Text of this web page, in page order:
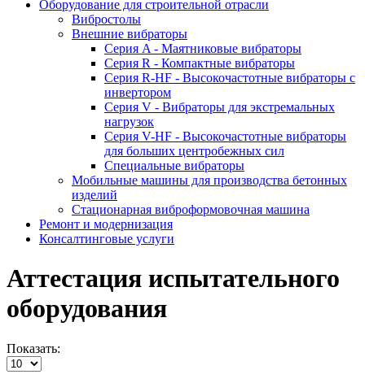
Оборудование для строительной отрасли
Вибростолы
Внешние вибраторы
Серия A - Маятниковые вибраторы
Серия R - Компактные вибраторы
Серия R-HF - Высокочастотные вибраторы с
инвертором
Серия V - Вибраторы для экстремальных
нагрузок
Серия V-HF - Высокочастотные вибраторы
для больших центробежных сил
Специальные вибраторы
Мобильные машины для производства бетонных
изделий
Стационарная виброформовочная машина
Ремонт и модернизация
Консалтинговые услуги
Аттестация испытательного
оборудования
Показать: